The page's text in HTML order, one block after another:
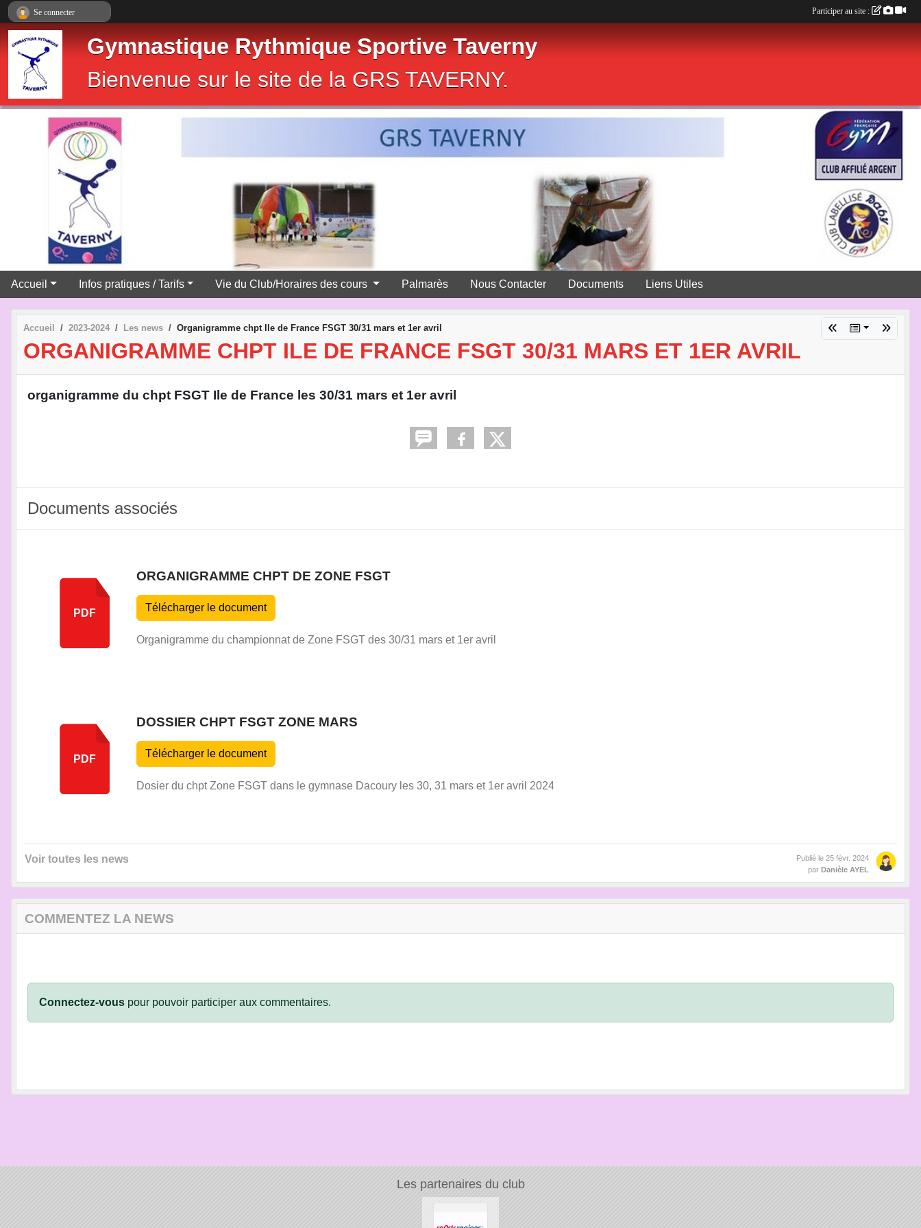
Gymnastique Rythmique Sportive Taverny
Bienvenue sur le site de la GRS TAVERNY.
Accueil Infos pratiques / Tarifs Vie du Club/Horaires des cours Palmarès Nous Contacter Documents Liens Utiles
Accueil 2023-2024 Les news Organigramme chpt Ile de France FSGT 30/31 mars et 1er avril
ORGANIGRAMME CHPT ILE DE FRANCE FSGT 30/31 MARS ET 1ER AVRIL
organigramme du chpt FSGT Ile de France les 30/31 mars et 1er avril
Documents associés
PDF
ORGANIGRAMME CHPT DE ZONE FSGT
Télécharger le document
Organigramme du championnat de Zone FSGT des 30/31 mars et 1er avril
PDF
DOSSIER CHPT FSGT ZONE MARS
Télécharger le document
Dosier du chpt Zone FSGT dans le gymnase Dacoury les 30, 31 mars et 1er avril 2024
Voir toutes les news Publié le 25 févr. 2024
par Danièle AYEL
COMMENTEZ LA NEWS
Connectez-vous pour pouvoir participer aux commentaires.
Les partenaires du club
Se connecter Participer au site :
Panneau de gestion des cookies